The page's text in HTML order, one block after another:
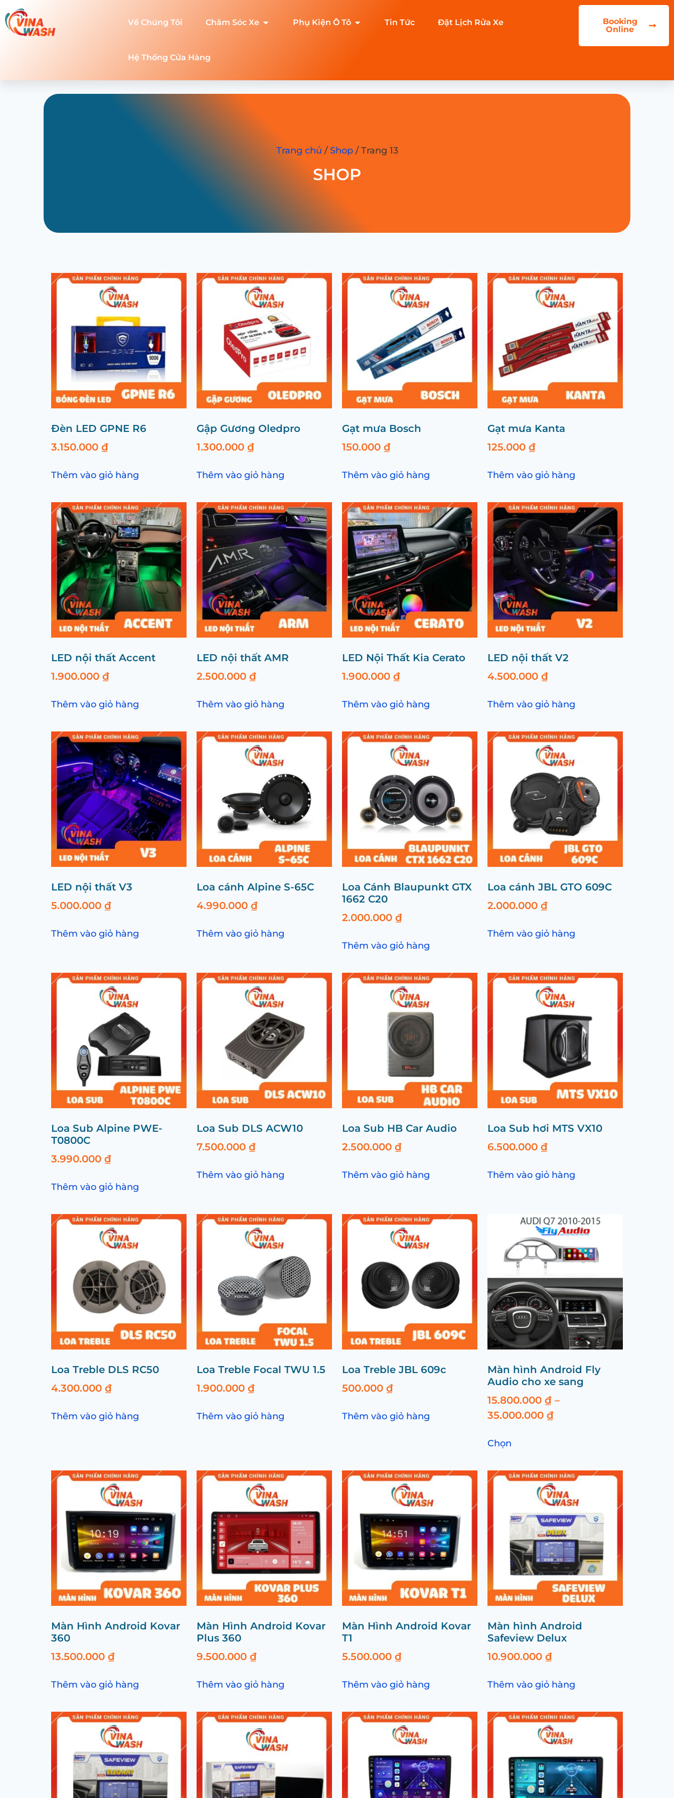
Về Chúng Tôi Chăm Sóc Xe Phụ Kiện Ô Tô Tin Tức Đặt Lịch Rửa Xe
Hệ Thống Cửa Hàng
Booking
Online
Trang chủ /Shop/ Trang 13
SHOP
Đèn LED GPNE R6
3.150.000 ₫
Thêm vào giỏ hàng
Gập Gương Oledpro
1.300.000 ₫
Thêm vào giỏ hàng
Gạt mưa Bosch
150.000 ₫
Thêm vào giỏ hàng
Gạt mưa Kanta
125.000 ₫
Thêm vào giỏ hàng
LED nội thất Accent
1.900.000 ₫
Thêm vào giỏ hàng
LED nội thất AMR
2.500.000 ₫
Thêm vào giỏ hàng
LED Nội Thất Kia Cerato
1.900.000 ₫
Thêm vào giỏ hàng
LED nội thất V2
4.500.000 ₫
Thêm vào giỏ hàng
LED nội thất V3
5.000.000 ₫
Thêm vào giỏ hàng
Loa cánh Alpine S-65C
4.990.000 ₫
Thêm vào giỏ hàng
Loa Cánh Blaupunkt GTX
1662 C20
2.000.000 ₫
Thêm vào giỏ hàng
Loa cánh JBL GTO 609C
2.000.000 ₫
Thêm vào giỏ hàng
Loa Sub Alpine PWE-
T0800C
3.990.000 ₫
Thêm vào giỏ hàng
Loa Sub DLS ACW10
7.500.000 ₫
Thêm vào giỏ hàng
Loa Sub HB Car Audio
2.500.000 ₫
Thêm vào giỏ hàng
Loa Sub hơi MTS VX10
6.500.000 ₫
Thêm vào giỏ hàng
Loa Treble DLS RC50
4.300.000 ₫
Thêm vào giỏ hàng
Loa Treble Focal TWU 1.5
1.900.000 ₫
Thêm vào giỏ hàng
Loa Treble JBL 609c
500.000 ₫
Thêm vào giỏ hàng
Màn hình Android Fly
Audio cho xe sang
15.800.000 ₫ –
35.000.000 ₫
Chọn
Màn Hình Android Kovar
360
13.500.000 ₫
Thêm vào giỏ hàng
Màn Hình Android Kovar
Plus 360
9.500.000 ₫
Thêm vào giỏ hàng
Màn Hình Android Kovar
T1
5.500.000 ₫
Thêm vào giỏ hàng
Màn hình Android
Safeview Delux
10.900.000 ₫
Thêm vào giỏ hàng